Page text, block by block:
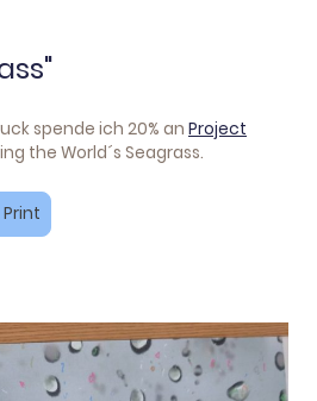
spende ich 20% an Project
the World´s Seagrass.